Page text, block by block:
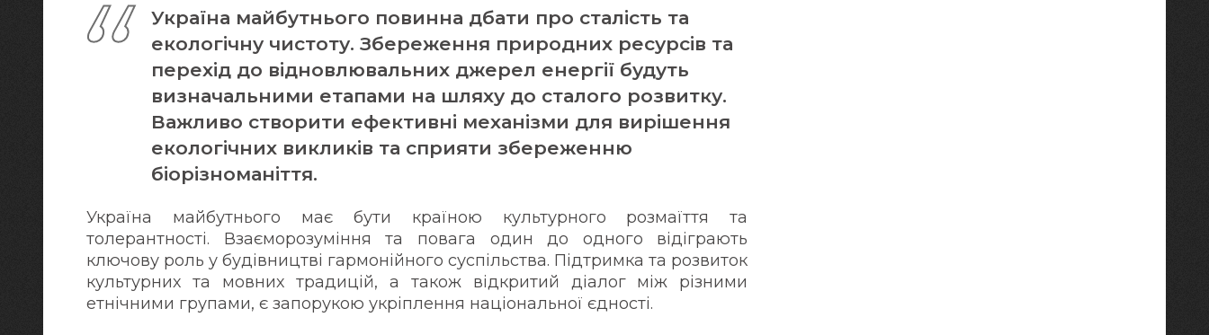
Україна майбутнього повинна дбати про сталість та
екологічну чистоту. Збереження природних ресурсів та
перехід до відновлювальних джерел енергії будуть
визначальними етапами на шляху до сталого розвитку.
Важливо створити ефективні механізми для вирішення
екологічних викликів та сприяти збереженню
біорізноманіття.
Україна майбутнього має бути країною культурного розмаїття та
толерантності. Взаєморозуміння та повага один до одного відіграють
ключову роль у будівництві гармонійного суспільства. Підтримка та розвиток
культурних та мовних традицій, а також відкритий діалог між різними
етнічними групами, є запорукою укріплення національної єдності.